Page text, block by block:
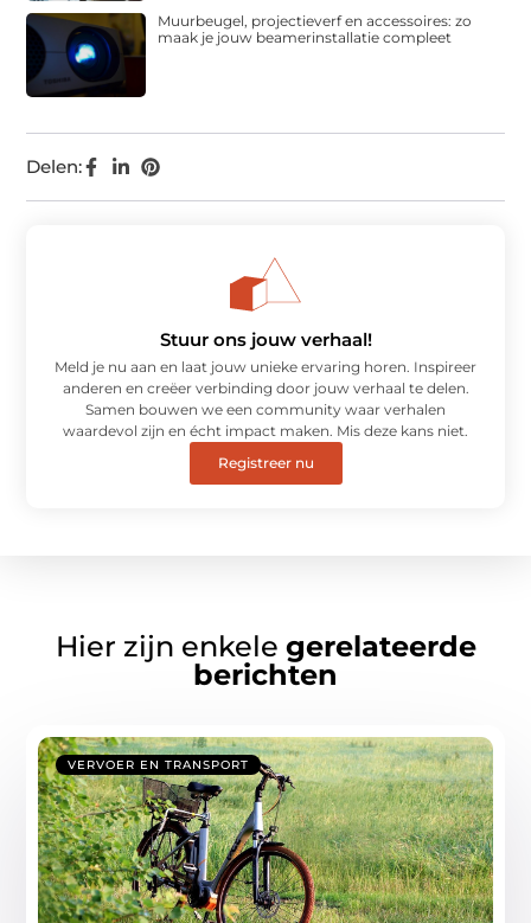
Delen:
Muurbeugel, projectieverf en accessoires: zo
maak je jouw beamerinstallatie compleet
Stuur ons jouw verhaal!
Meld je nu aan en laat jouw unieke ervaring horen. Inspireer
anderen en creëer verbinding door jouw verhaal te delen.
Samen bouwen we een community waar verhalen
waardevol zijn en écht impact maken. Mis deze kans niet.
Registreer nu
Hier zijn enkele gerelateerde
berichten
VERVOER EN TRANSPORT